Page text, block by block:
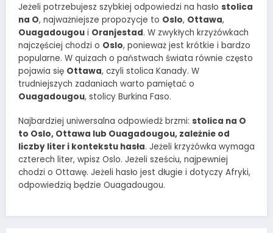
Jeżeli potrzebujesz szybkiej odpowiedzi na hasło stolica
na O, najważniejsze propozycje to Oslo, Ottawa,
Ouagadougou i Oranjestad. W zwykłych krzyżówkach
najczęściej chodzi o Oslo, ponieważ jest krótkie i bardzo
popularne. W quizach o państwach świata równie często
pojawia się Ottawa, czyli stolica Kanady. W
trudniejszych zadaniach warto pamiętać o
Ouagadougou, stolicy Burkina Faso.
Najbardziej uniwersalna odpowiedź brzmi: stolica na O
to Oslo, Ottawa lub Ouagadougou, zależnie od
liczby liter i kontekstu hasła. Jeżeli krzyżówka wymaga
czterech liter, wpisz Oslo. Jeżeli sześciu, najpewniej
chodzi o Ottawę. Jeżeli hasło jest długie i dotyczy Afryki,
odpowiedzią będzie Ouagadougou.